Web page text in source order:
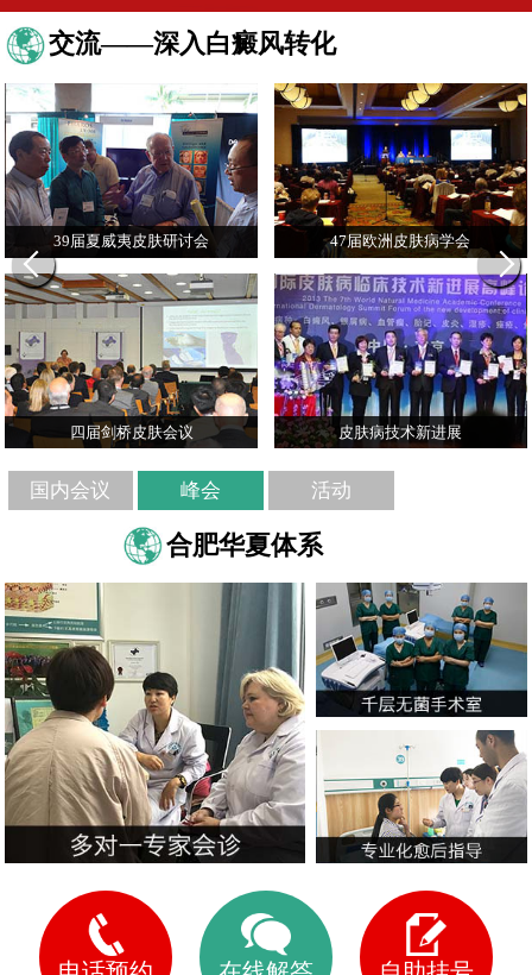
交流——深入白癜风转化
39届夏威夷皮肤研讨会 47届欧洲皮肤病学会
四届剑桥皮肤会议 皮肤病技术新进展
国内会议 峰会 活动
合肥华夏体系